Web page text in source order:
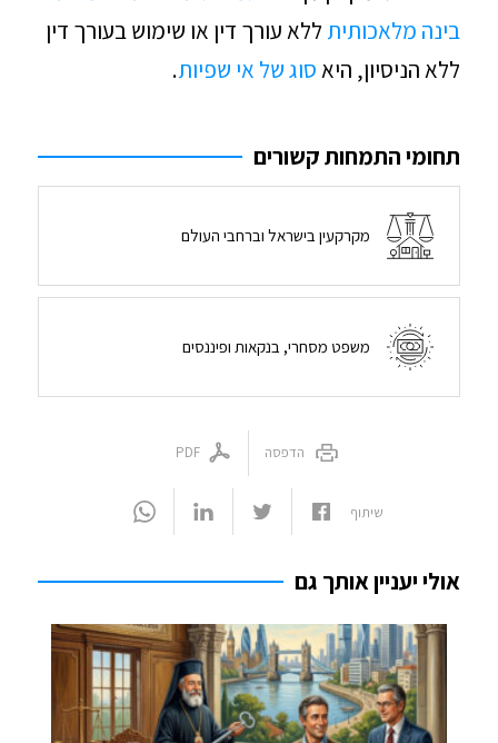
בינה מלאכותיתללא עורך דין או שימוש בעורך דין
ללא הניסיון, היאסוג של אי שפיות.
תחומי התמחות קשורים
מקרקעין בישראל וברחבי העולם
משפט מסחרי, בנקאות ופיננסים
הדפסה PDF
שיתוף
אולי יעניין אותך גם